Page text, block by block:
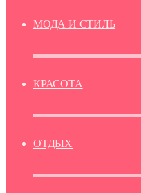
МОДА И СТИЛЬ
КРАСОТА
ОТДЫХ